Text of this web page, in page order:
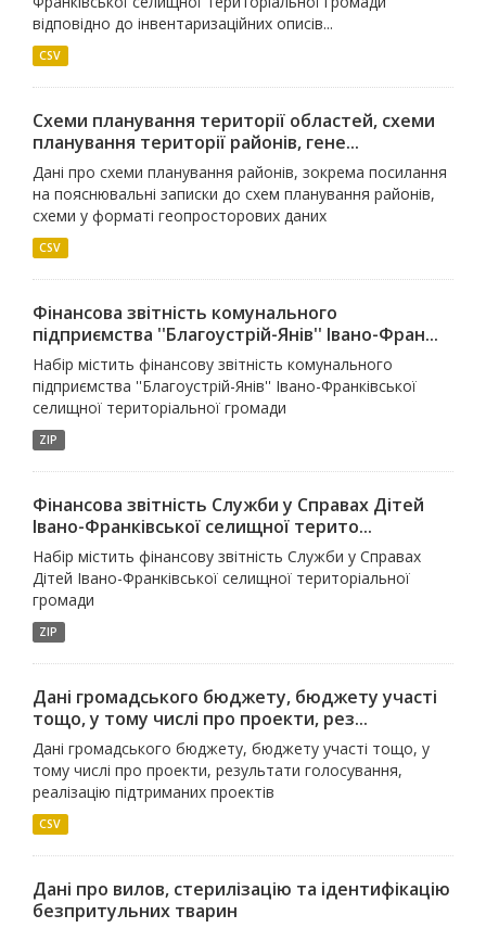
відповідно до інвентаризаційних описів...
CSV
Схеми планування території областей, схеми
планування території районів, гене...
Дані про схеми планування районів, зокрема посилання
на пояснювальні записки до схем планування районів,
схеми у форматі геопросторових даних
CSV
Фінансова звітність комунального
підприємства ''Благоустрій-Янів'' Івано-Фран...
Набір містить фінансову звітність комунального
підприємства ''Благоустрій-Янів'' Івано-Франківської
селищної територіальної громади
ZIP
Фінансова звітність Служби у Справах Дітей
Івано-Франківської селищної терито...
Набір містить фінансову звітність Служби у Справах
Дітей Івано-Франківської селищної територіальної
громади
ZIP
Дані громадського бюджету, бюджету участі
тощо, у тому числі про проекти, рез...
Дані громадського бюджету, бюджету участі тощо, у
тому числі про проекти, результати голосування,
реалізацію підтриманих проектів
CSV
Дані про вилов, стерилізацію та ідентифікацію
безпритульних тварин